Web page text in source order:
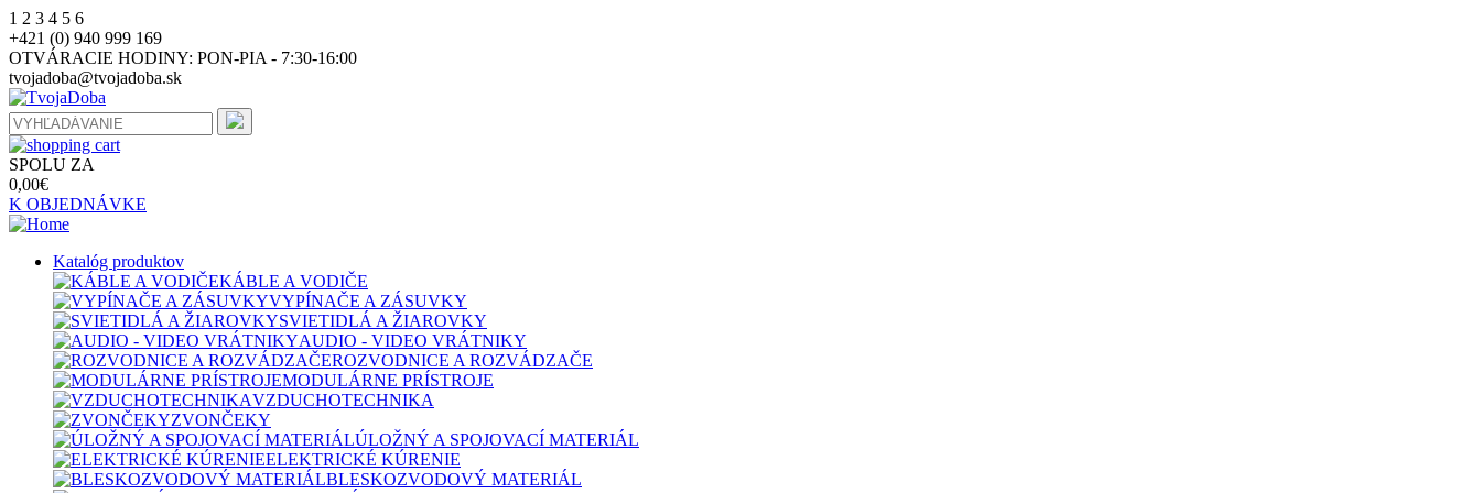
1 2 3 4 5 6
+421 (0) 940 999 169
OTVÁRACIE HODINY: PON-PIA - 7:30-16:00
tvojadoba@tvojadoba.sk
SPOLU ZA
0,00€
K OBJEDNÁVKE
Katalóg produktov
KÁBLE A VODIČE
VYPÍNAČE A ZÁSUVKY
SVIETIDLÁ A ŽIAROVKY
AUDIO - VIDEO VRÁTNIKY
ROZVODNICE A ROZVÁDZAČE
MODULÁRNE PRÍSTROJE
VZDUCHOTECHNIKA
ZVONČEKY
ÚLOŽNÝ A SPOJOVACÍ MATERIÁL
ELEKTRICKÉ KÚRENIE
BLESKOZVODOVÝ MATERIÁL